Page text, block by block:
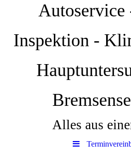
Inspektion -
Alles aus